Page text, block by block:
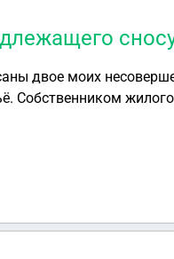
двое моих
Собственником
дети право на